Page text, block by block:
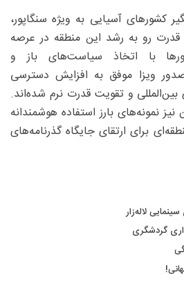
کشورهای آسیایی به ویژه سنگاپور،
قدرت رو به رشد این منطقه در عرصه
با اتخاذ سیاست‌های باز و
ویزا موفق به افزایش دسترسی
بین‌المللی و تقویت قدرت نرم شده‌اند.
نمونه‌های بارز استفاده هوشمندانه
برای ارتقای جایگاه گذرنامه‌های
لاله‌زار
گردشگری